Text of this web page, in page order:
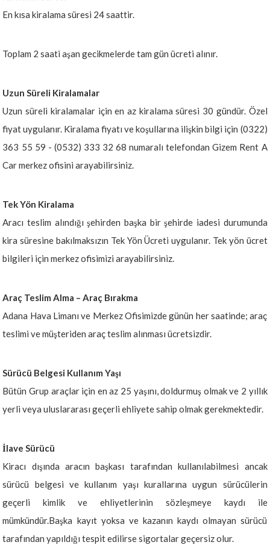
En kısa kiralama süresi 24 saattir.
Toplam 2 saati aşan gecikmelerde tam gün ücreti alınır.
Uzun Süreli Kiralamalar
Uzun süreli kiralamalar için en az kiralama süresi 30 gündür. Özel
fiyat uygulanır. Kiralama fiyatı ve koşullarına ilişkin bilgi için (0322)
363 55 59 - (0532) 333 32 68 numaralı telefondan Gizem Rent A
Car merkez ofisini arayabilirsiniz.
Tek Yön Kiralama
Aracı teslim alındığı şehirden başka bir şehirde iadesi durumunda
kira süresine bakılmaksızın Tek Yön Ücreti uygulanır. Tek yön ücret
bilgileri için merkez ofisimizi arayabilirsiniz.
Araç Teslim Alma – Araç Bırakma
Adana Hava Limanı ve Merkez Ofisimizde günün her saatinde; araç
teslimi ve müşteriden araç teslim alınması ücretsizdir.
Sürücü Belgesi Kullanım Yaşı
Bütün Grup araçlar için en az 25 yaşını, doldurmuş olmak ve 2 yıllık
yerli veya uluslararası geçerli ehliyete sahip olmak gerekmektedir.
İlave Sürücü
Kiracı dışında aracın başkası tarafından kullanılabilmesi ancak
sürücü belgesi ve kullanım yaşı kurallarına uygun sürücülerin
geçerli kimlik ve ehliyetlerinin sözleşmeye kaydı ile
mümkündür.Başka kayıt yoksa ve kazanın kaydı olmayan sürücü
tarafından yapıldığı tespit edilirse sigortalar geçersiz olur.